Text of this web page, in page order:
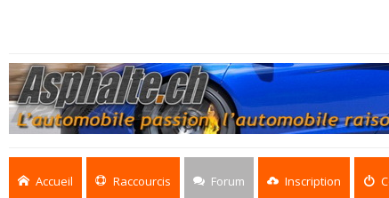
Accueil Raccourcis Forum Inscription